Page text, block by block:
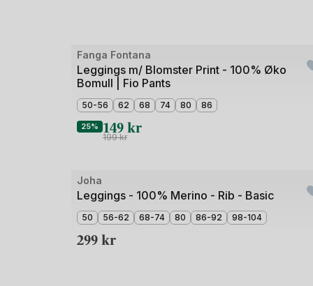
Bilde
av
4
Fanga Fontana
Leggings m/ Blomster Print - 100% Øko
Bomull | Fio Pants
50-56 62 68 74 80 86
25% 149kr
199kr
Bilde
av
Joha
Leggings - 100% Merino - Rib - Basic
50 56-62 68-74 80 86-92 98-104
299kr